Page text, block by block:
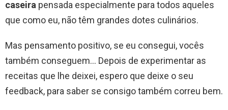
caseira pensada especialmente para todos aqueles
que como eu, não têm grandes dotes culinários.
Mas pensamento positivo, se eu consegui, vocês
também conseguem… Depois de experimentar as
receitas que lhe deixei, espero que deixe o seu
feedback, para saber se consigo também correu bem.